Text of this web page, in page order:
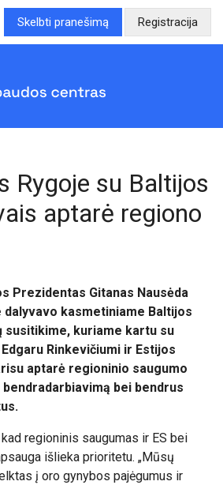
Skelbti pranešimą Registracija
Rygoje su Baltijos
aptarė regiono
Prezidentas Gitanas Nausėda
kasmetiniame Baltijos
susitikime, kuriame kartu su
Rinkevičiumi ir Estijos
aptarė regioninio saugumo
bendradarbiavimą bei bendrus
regioninis saugumas ir ES bei
išlieka prioritetu. „Mūsų
į oro gynybos pajėgumus ir